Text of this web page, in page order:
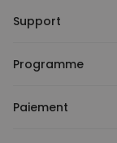
Support
Programme
Paiement